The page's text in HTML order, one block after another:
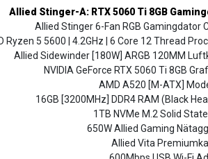
Allied Stinger-A: RTX 5060 Ti 8GB
Allied Stinger 6-Fan RGB Gamingdator
Ryzen 5 5600 | 4.2GHz | 6 Core 12 Thread
Allied Sidewinder [180W] ARGB 120MM
NVIDIA GeForce RTX 5060 Ti 8GB
AMD A520 [M-ATX]
16GB [3200MHz] DDR4 RAM (Black
1TB NVMe M.2 Solid
650W Allied Gaming
Allied Vita